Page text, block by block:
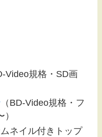
Video規格・SD画
（BD-Video規格・フ
ネイル付きトップ